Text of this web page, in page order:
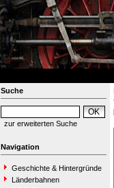
Suche
zur erweiterten Suche
Navigation
Geschichte & Hintergründe
Länderbahnen